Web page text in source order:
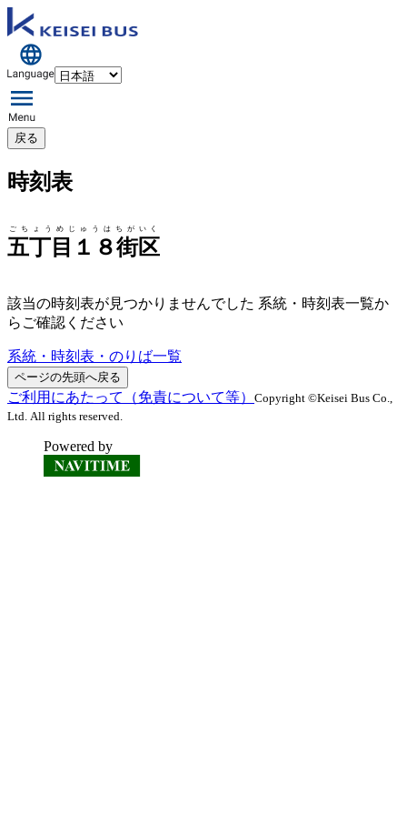
戻る
時刻表
五丁目１８街区
ごちょうめじゅうはちがいく
該当の時刻表が見つかりませんでした 系統・時刻表一覧か
らご確認ください
系統・時刻表・のりば一覧
ページの先頭へ戻る
ご利用にあたって（免責について等） Copyright ©Keisei Bus Co.,
Ltd. All rights reserved.
Powered by